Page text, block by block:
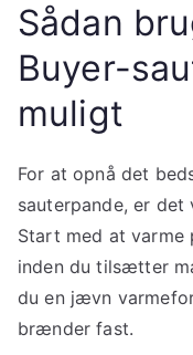
Sådan
Buyer-
muligt
For at opnå det
sauterpande, er
Start med at varme
inden du tilsætter
du en jævn
brænder fast.